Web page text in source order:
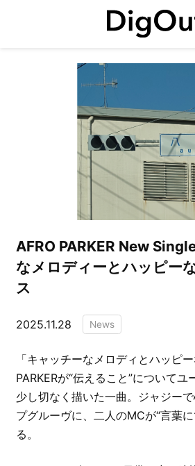
AFRO PARKER New
なメロディーとハッピー
ス
2025.11.28 News
「キャッチーなメロディとハッピ
PARKERが“伝えること”についてユ
少し切なく描いた一曲。ジャジー
プグルーヴに、二人のMCが“言葉
る。